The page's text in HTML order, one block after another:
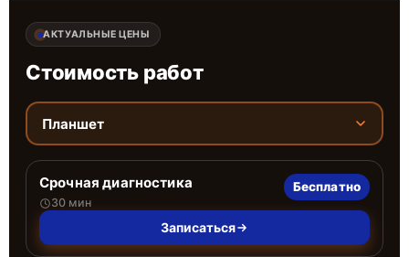
АКТУАЛЬНЫЕ ЦЕНЫ
Стоимость работ
Планшет
Срочная диагностика
30 мин
Бесплатно
Записаться